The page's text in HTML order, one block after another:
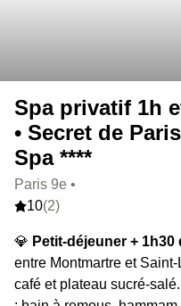
Spa privatif 1h
• Secret de
Spa ****
Paris 9e •
10(2)
💎 Petit-déjeuner +
entre Montmartre et
café et plateau sucré-